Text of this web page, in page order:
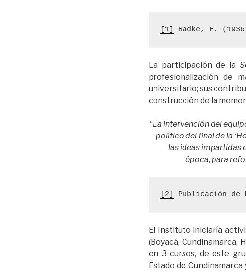
[1] Radke, F.
La participación de la
profesionalización de
universitario; sus
construcción de la
“La intervención del
político del final de la
las ideas impartidas
época, para
[2] Publicación de
El Instituto iniciaría
(Boyacá, Cundinamarca,
en 3 cursos, de este
Estado de